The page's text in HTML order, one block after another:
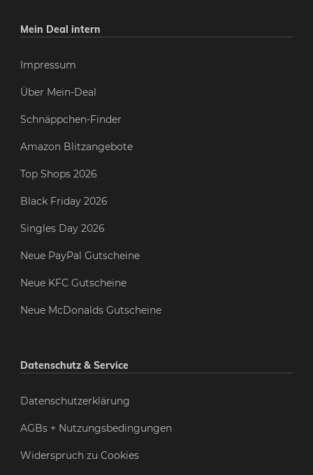
Mein Deal intern
Impressum
Über Mein-Deal
Schnäppchen-Finder
Amazon Blitzangebote
Top Shops 2026
Black Friday 2026
Singles Day 2026
Neue PayPal Gutscheine
Neue KFC Gutscheine
Neue McDonalds Gutscheine
Datenschutz & Service
Datenschutzerklärung
AGBs + Nutzungsbedingungen
Widerspruch zu Cookies